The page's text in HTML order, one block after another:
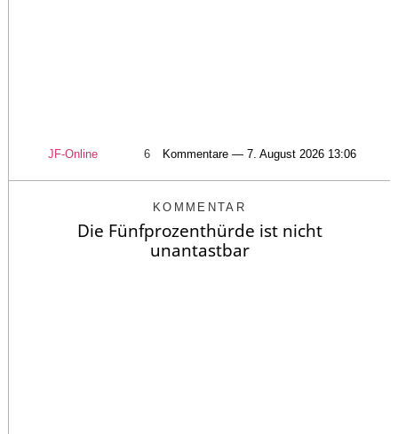
JF-Online 6 Kommentare — 7. August 2026 13:06
KOMMENTAR
Die Fünfprozenthürde ist nicht
unantastbar